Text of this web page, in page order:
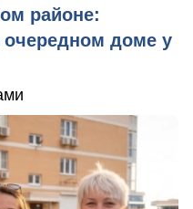
районе:
очередном доме у